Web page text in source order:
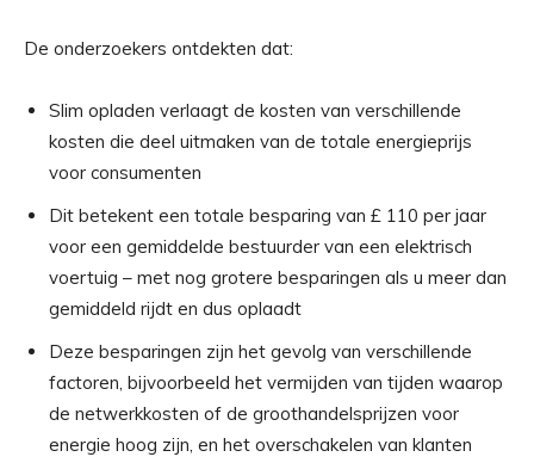
De onderzoekers ontdekten dat:
Slim opladen verlaagt de kosten van verschillende
kosten die deel uitmaken van de totale energieprijs
voor consumenten
Dit betekent een totale besparing van £ 110 per jaar
voor een gemiddelde bestuurder van een elektrisch
voertuig – met nog grotere besparingen als u meer dan
gemiddeld rijdt en dus oplaadt
Deze besparingen zijn het gevolg van verschillende
factoren, bijvoorbeeld het vermijden van tijden waarop
de netwerkkosten of de groothandelsprijzen voor
energie hoog zijn, en het overschakelen van klanten